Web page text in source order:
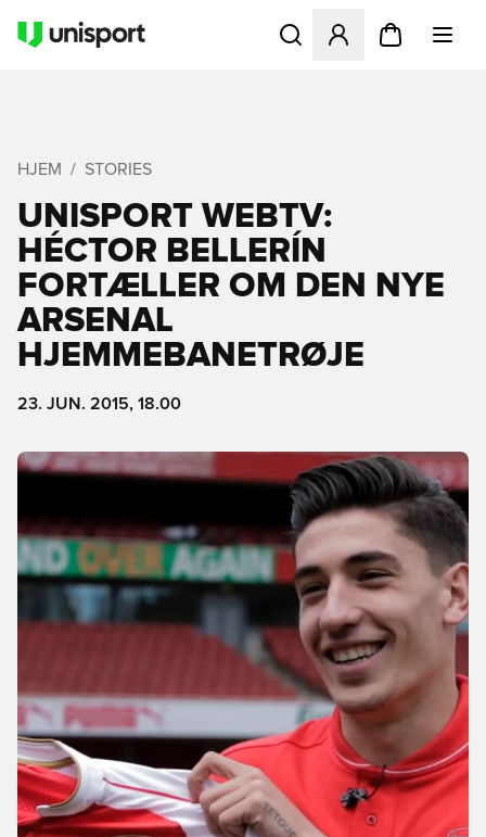
Åbner en Modal til at
HJEM STORIES
UNISPORT WEBTV:
HÉCTOR BELLERÍN
FORTÆLLER OM DEN NYE
ARSENAL
HJEMMEBANETRØJE
23. JUN. 2015, 18.00